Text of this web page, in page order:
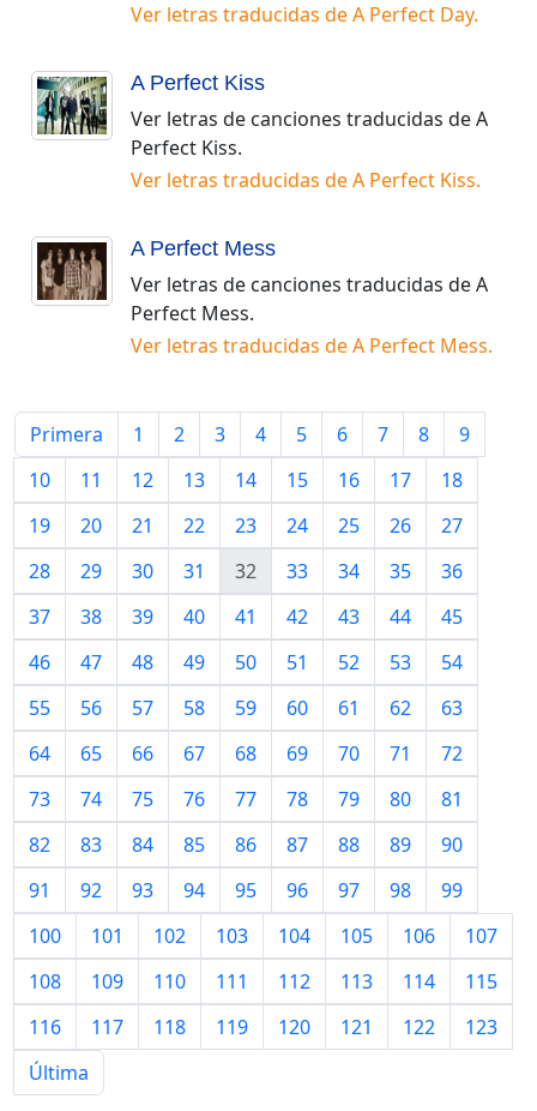
Ver letras traducidas deA Perfect Day.
A Perfect Kiss
Ver letras de canciones traducidas deA
Perfect Kiss.
Ver letras traducidas deA Perfect Kiss.
A Perfect Mess
Ver letras de canciones traducidas deA
Perfect Mess.
Ver letras traducidas deA Perfect Mess.
Primera 1 2 3 4 5 6 7 8
9
10
11 12 13 14 15 16 17
18
19
20 21 22 23 24 25 26
27
28
29 30 31 32 33 34 35
36
37
38 39 40 41 42 43 44
45
46
47 48 49 50 51 52 53
54
55
56 57 58 59 60 61 62
63
64
65 66 67 68 69 70 71
72
73
74 75 76 77 78 79 80
81
82
83 84 85 86 87 88 89
90
91
92 93 94 95 96 97 98
99
100
101 102 103 104 105 106
107
108
109 110 111 112 113 114
115
116
117 118 119 120 121 122
123
Última